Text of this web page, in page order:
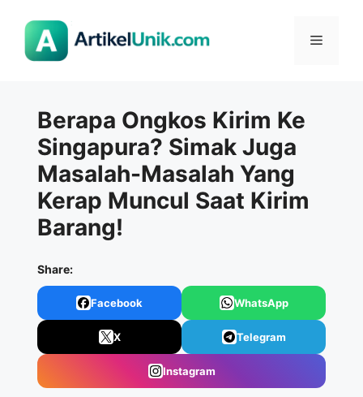
Menu
Berapa Ongkos Kirim Ke
Singapura? Simak Juga
Masalah-Masalah Yang
Kerap Muncul Saat Kirim
Barang!
Share:
Facebook WhatsApp
X Telegram
Instagram